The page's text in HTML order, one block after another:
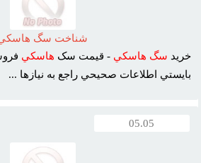
شناخت سگ
خريد سگ هاسکي - قيمت سک هاسکي
بايستي اطلاعات صحيحي راجع به نيازها ...
05.05